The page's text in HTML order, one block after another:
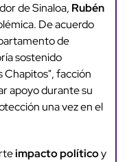
de Sinaloa, Rubén
De acuerdo
de
sostenido
Chapitos", facción
apoyo durante su
una vez en el
impacto políticoy